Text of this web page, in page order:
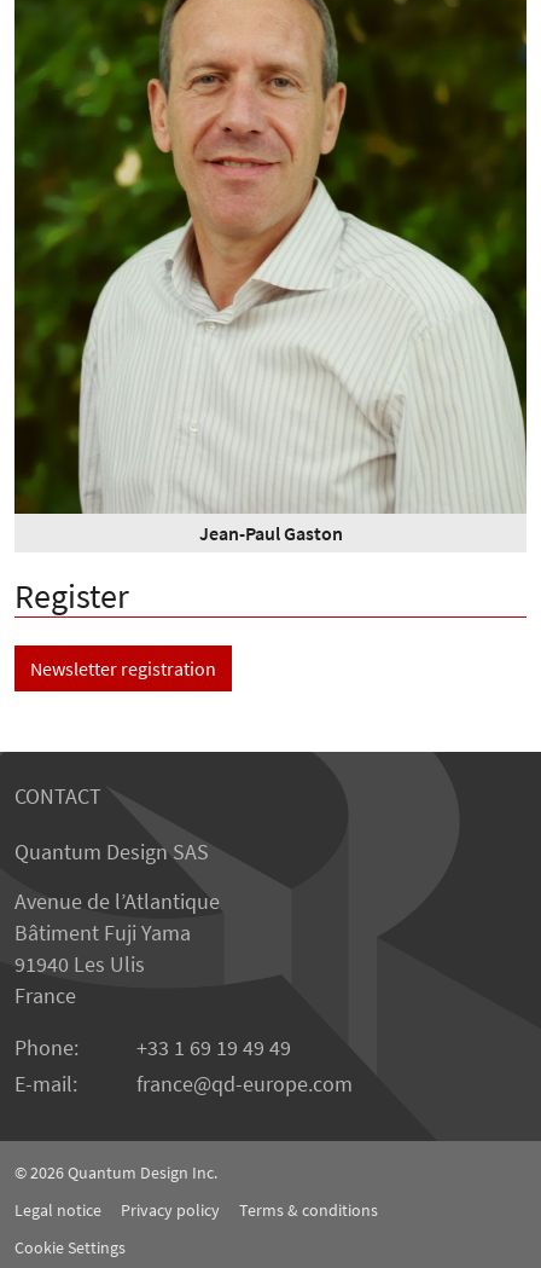
Jean-Paul Gaston
Register
Newsletter registration
CONTACT
Quantum Design SAS
Avenue de l’Atlantique
Bâtiment Fuji Yama
91940 Les Ulis
France
Phone:
+33 1 69 19 49 49
E-mail:
france qd-europe.com
© 2026Quantum Design Inc.
Legal notice
Privacy policy
Terms & conditions
Cookie Settings